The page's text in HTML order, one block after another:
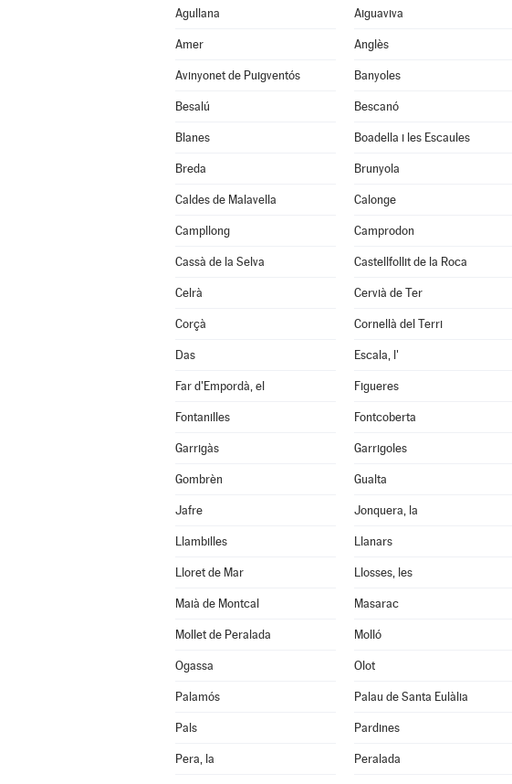
Agullana Aiguaviva
Amer Anglès
Avinyonet de Puigventós Banyoles
Besalú Bescanó
Blanes Boadella i les Escaules
Breda Brunyola
Caldes de Malavella Calonge
Campllong Camprodon
Cassà de la Selva Castellfollit de la Roca
Celrà Cervià de Ter
Corçà Cornellà del Terri
Das Escala, l'
Far d'Empordà, el Figueres
Fontanilles Fontcoberta
Garrigàs Garrigoles
Gombrèn Gualta
Jafre Jonquera, la
Llambilles Llanars
Lloret de Mar Llosses, les
Maià de Montcal Masarac
Mollet de Peralada Molló
Ogassa Olot
Palamós Palau de Santa Eulàlia
Pals Pardines
Pera, la Peralada